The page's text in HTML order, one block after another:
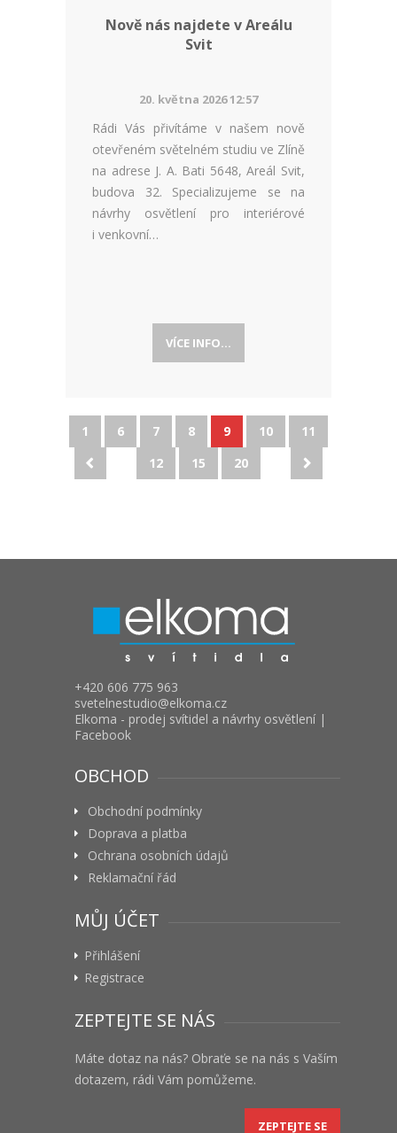
Nově nás najdete v Areálu
Svit
20. května 2026 12:57
Rádi Vás přivítáme v našem nově
otevřeném světelném studiu ve Zlíně
na adrese J. A. Bati 5648, Areál Svit,
budova 32. Specializujeme se na
návrhy osvětlení pro interiérové
i venkovní…
VÍCE INFO...
1 6 7 8 9 10
11
12
15 20
+420 606 775 963
svetelnestudio
elkoma.cz
Elkoma - prodej svítidel a návrhy osvětlení |
Facebook
OBCHOD
Obchodní podmínky
Doprava a platba
Ochrana osobních údajů
Reklamační řád
MŮJ ÚČET
Přihlášení
Registrace
ZEPTEJTE SE NÁS
Máte dotaz na nás? Obraťe se na nás s Vaším
dotazem, rádi Vám pomůžeme.
ZEPTEJTE SE